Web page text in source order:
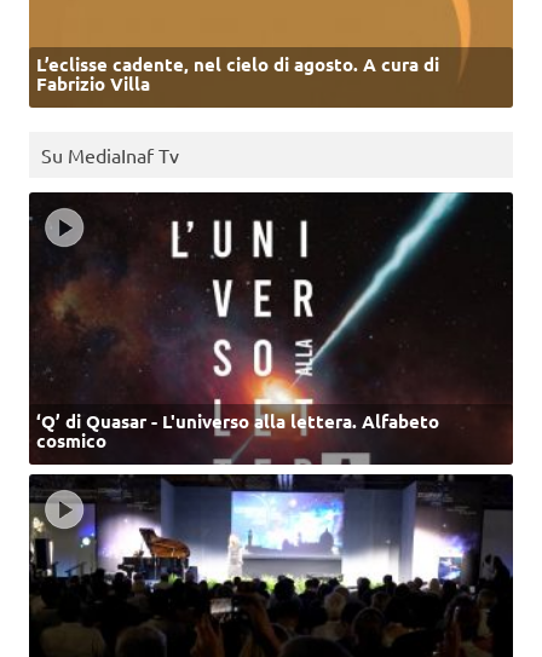
L’eclisse cadente, nel cielo di agosto. A cura di
Fabrizio Villa
Su MediaInaf Tv
‘Q’ di Quasar - L'universo alla lettera. Alfabeto
cosmico